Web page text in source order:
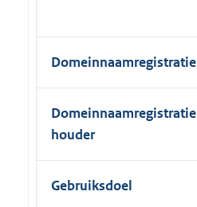
Domeinnaamregistratie
Domeinnaamregistratie
houder
Gebruiksdoel